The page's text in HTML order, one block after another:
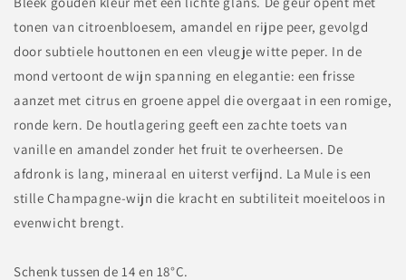
tonen van citroenbloesem, amandel en rijpe peer, gevolgd
door subtiele houttonen en een vleugje witte peper. In de
mond vertoont de wijn spanning en elegantie: een frisse
aanzet met citrus en groene appel die overgaat in een romige,
ronde kern. De houtlagering geeft een zachte toets van
vanille en amandel zonder het fruit te overheersen. De
afdronk is lang, mineraal en uiterst verfijnd. La Mule is een
stille Champagne‑wijn die kracht en subtiliteit moeiteloos in
evenwicht brengt.
Schenk tussen de 14 en 18°C.